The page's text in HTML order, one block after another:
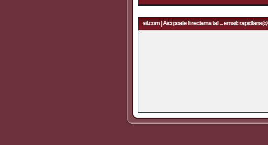
Aici poate fi reclama ta! ... email: rapidfans@gmail.com | Aici poate fi reclama ta! ... email: